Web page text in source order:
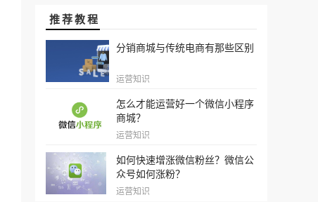
推荐教程
分销商城与传统电商有那些区别
运营知识
怎么才能运营好一个微信小程序
商城？
运营知识
如何快速增涨微信粉丝？微信公
众号如何涨粉？
运营知识